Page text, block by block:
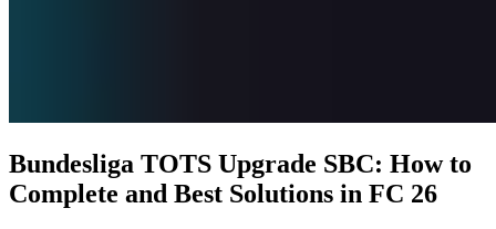
Bundesliga TOTS Upgrade SBC: How to
Complete and Best Solutions in FC 26